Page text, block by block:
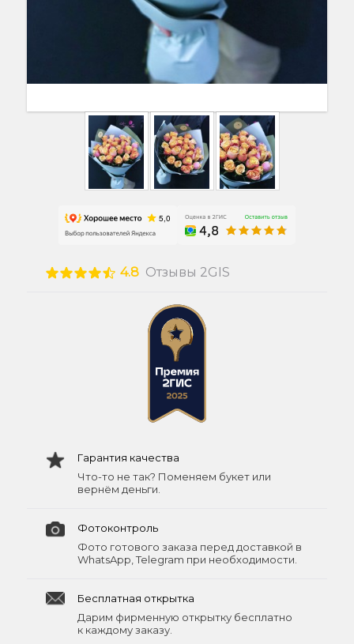
4.8 Отзывы 2GIS
Гарантия качества
Что-то не так? Поменяем букет или
вернём деньги.
Фотоконтроль
Фото готового заказа перед доставкой в
WhatsApp, Telegram при необходимости.
Бесплатная открытка
Дарим фирменную открытку бесплатно
к каждому заказу.